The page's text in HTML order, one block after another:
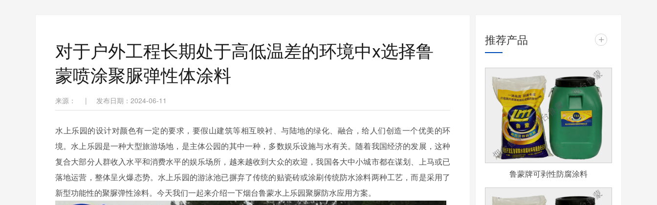
对于户外工程长期处于高低温差的环境中x选择鲁
蒙喷涂聚脲弹性体涂料
来源： | 发布日期：2024-06-11
水上乐园的设计对颜色有一定的要求，要假山建筑等相互映衬、与陆地的绿化、融合，给人们创造一个优美的环
境。水上乐园是一种大型旅游场地，是主体公园的其中一种，多数娱乐设施与水有关。随着我国经济的发展，这种
复合大部分人群收入水平和消费水平的娱乐场所，越来越收到大众的欢迎，我国各大中小城市都在谋划、上马或已
落地运营，整体呈火爆态势。水上乐园的游泳池已摒弃了传统的贴瓷砖或涂刷传统防水涂料两种工艺，而是采用了
新型功能性的聚脲弹性涂料。今天我们一起来介绍一下烟台鲁蒙水上乐园聚脲防水应用方案。
推荐产品 +
鲁蒙牌可剥性防腐涂料